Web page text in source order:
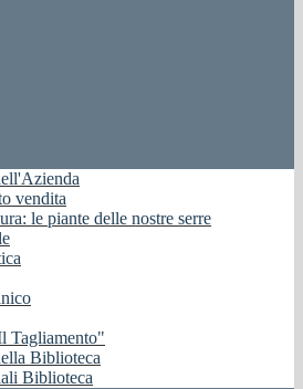
vendita
le piante delle nostre serre
Tagliamento"
Biblioteca
Biblioteca